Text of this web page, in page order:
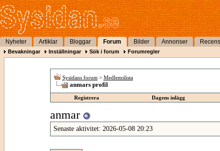
Nyheter Artiklar Bloggar Forum Bilder Annonser
Bevakningar Inställningar Sök i forum Forumregler
Sysidans forum > Medlemslista
anmars profil
Registrera Dagens inlägg
anmar
Senaste aktivitet: 2026-05-08 20:23